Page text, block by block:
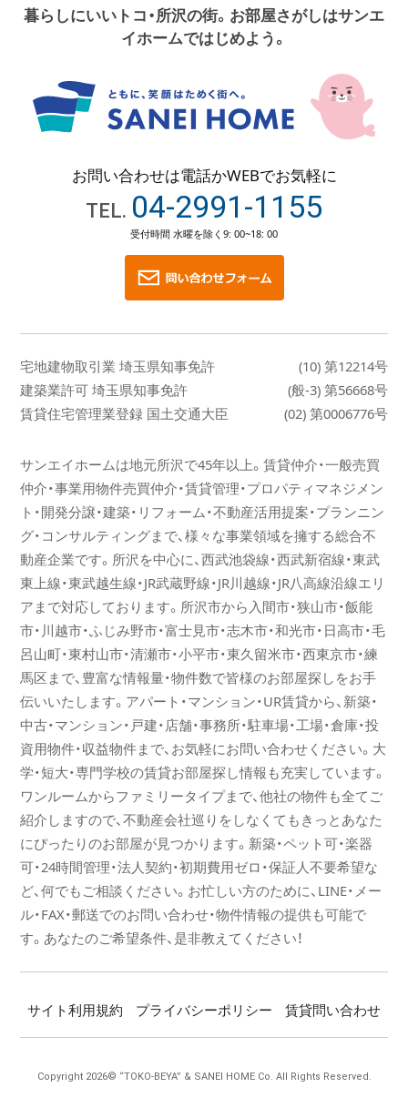
暮らしにいいトコ・所沢の街。お部屋さがしはサンエ
イホームではじめよう。
お問い合わせは電話かWEBでお気軽に
TEL. 04-2991-1155
受付時間 水曜を除く 9: 00~18: 00
宅地建物取引業 埼玉県知事免許
(10) 第12214号
建築業許可 埼玉県知事免許
(般-3) 第56668号
賃貸住宅管理業登録 国土交通大臣
(02) 第0006776号
サンエイホームは地元所沢で45年以上。賃貸仲介・一般売買
仲介・事業用物件売買仲介・賃貸管理・プロパティマネジメン
ト・開発分譲・建築・リフォーム・不動産活用提案・プランニン
グ・コンサルティングまで、様々な事業領域を擁する総合不
動産企業です。所沢を中心に、西武池袋線・西武新宿線・東武
東上線・東武越生線・JR武蔵野線・JR川越線・JR八高線沿線エリ
アまで対応しております。所沢市から入間市・狭山市・飯能
市・川越市・ふじみ野市・富士見市・志木市・和光市・日高市・毛
呂山町・東村山市・清瀬市・小平市・東久留米市・西東京市・練
馬区まで、豊富な情報量・物件数で皆様のお部屋探しをお手
伝いいたします。アパート・マンション・UR賃貸から、新築・
中古・マンション・戸建・店舗・事務所・駐車場・工場・倉庫・投
資用物件・収益物件まで、お気軽にお問い合わせください。大
学・短大・専門学校の賃貸お部屋探し情報も充実しています。
ワンルームからファミリータイプまで、他社の物件も全てご
紹介しますので、不動産会社巡りをしなくてもきっとあなた
にぴったりのお部屋が見つかります。新築・ペット可・楽器
可・24時間管理・法人契約・初期費用ゼロ・保証人不要希望な
ど、何でもご相談ください。お忙しい方のために、LINE・メー
ル・FAX・郵送でのお問い合わせ・物件情報の提供も可能で
す。あなたのご希望条件、是非教えてください！
サイト利用規約 プライバシーポリシー 賃貸問い合わせ
Copyright 2026© “TOKO-BEYA” & SANEI HOME Co. All Rights Reserved.